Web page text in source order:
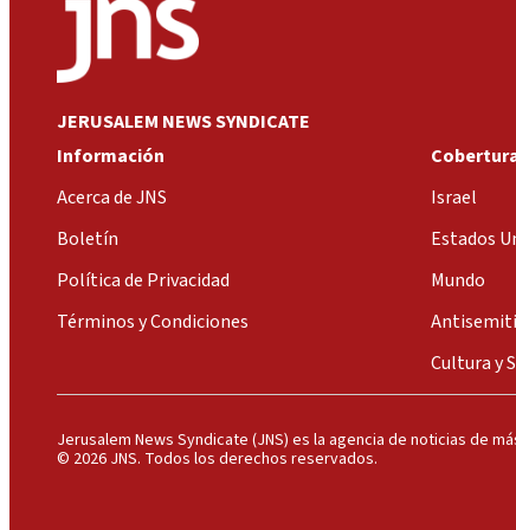
JERUSALEM NEWS SYNDICATE
Información
Acerca de JNS
Boletín
Política de Privacidad
Términos y Condiciones
Israel
Estados
Mundo
Cultura y
Jerusalem News Syndicate (JNS) es la agencia de noticias de
© 2026 JNS. Todos los derechos reservados.